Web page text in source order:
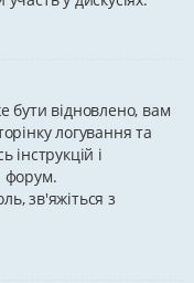
бути відновлено, вам
логування та
інструкцій і
форум.
зв'яжіться з